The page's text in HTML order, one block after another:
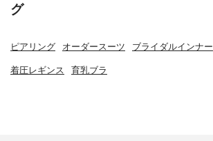
グ
ピアリング オーダースーツ ブライダルインナー
着圧レギンス 育乳ブラ